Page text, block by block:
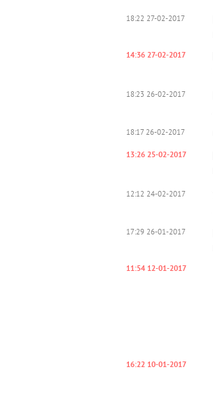
18:22 27-02-2017
14:36 27-02-2017
18:23 26-02-2017
18:17 26-02-2017
13:26 25-02-2017
12:12 24-02-2017
17:29 26-01-2017
11:54 12-01-2017
16:22 10-01-2017